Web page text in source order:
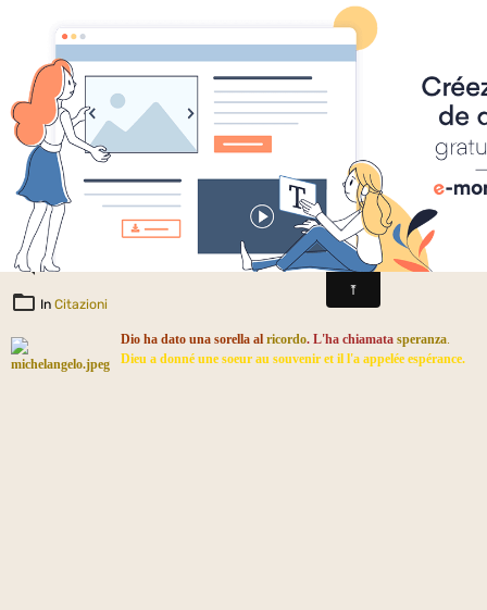
Chercheurs de vérités
Michelangelo
Il 06/04/2013
1
In Citazioni
Dio ha dato una sorella al ricordo. L'ha chiamata speranza
Dieu a donné une soeur au souvenir et il l'a appelée espérance.